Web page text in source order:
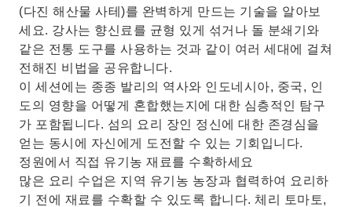
(다진 해산물 사테)를 완벽하게 만드는 기술을 알아보
세요. 강사는 향신료를 균형 있게 섞거나 돌 분쇄기와
같은 전통 도구를 사용하는 것과 같이 여러 세대에 걸쳐
전해진 비법을 공유합니다.
이 세션에는 종종 발리의 역사와 인도네시아, 중국, 인
도의 영향을 어떻게 혼합했는지에 대한 심층적인 탐구
가 포함됩니다. 섬의 요리 장인 정신에 대한 존경심을
얻는 동시에 자신에게 도전할 수 있는 기회입니다.
정원에서 직접 유기농 재료를 수확하세요
많은 요리 수업은 지역 유기농 농장과 협력하여 요리하
기 전에 재료를 수확할 수 있도록 합니다. 체리 토마토,